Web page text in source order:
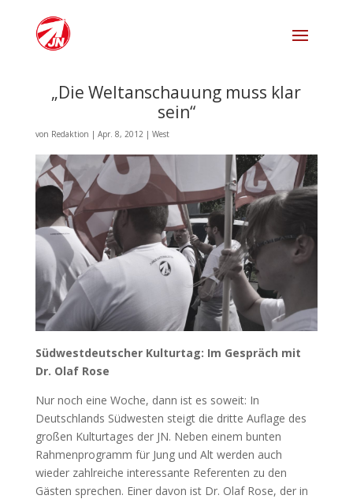
„Die Weltanschauung muss klar
sein“
von Redaktion | Apr. 8, 2012| West
Südwestdeutscher Kulturtag: Im Gespräch mit
Dr. Olaf Rose
Nur noch eine Woche, dann ist es soweit: In
Deutschlands Südwesten steigt die dritte Auflage des
großen Kulturtages der JN. Neben einem bunten
Rahmenprogramm für Jung und Alt werden auch
wieder zahlreiche interessante Referenten zu den
Gästen sprechen. Einer davon ist Dr. Olaf Rose, der in